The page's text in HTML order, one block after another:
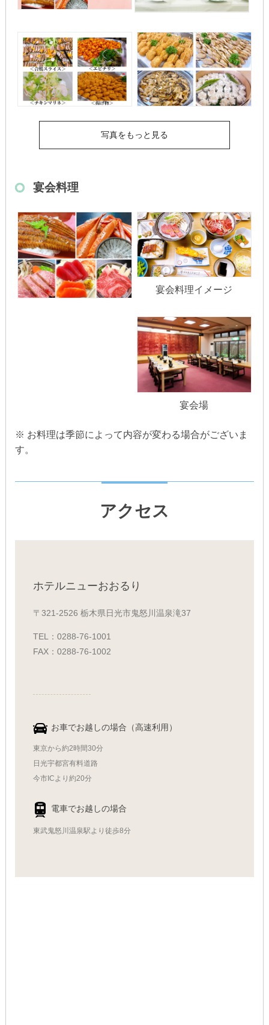
写真をもっと見る
宴会料理
宴会料理イメージ
宴会場
※ お料理は季節によって内容が変わる場合がございま
す。
アクセス
ホテルニューおおるり
〒321-2526 栃木県日光市鬼怒川温泉滝37
TEL：0288-76-1001
FAX：0288-76-1002
お車でお越しの場合（高速利用）
東京から約2時間30分
日光宇都宮有料道路
今市ICより約20分
電車でお越しの場合
東武鬼怒川温泉駅より徒歩8分